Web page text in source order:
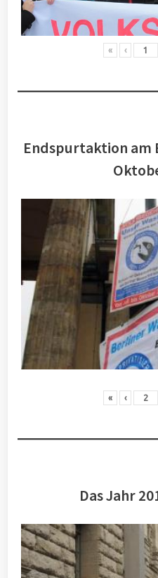
« ‹
Endspurtaktion am
« ‹
Das Jahr